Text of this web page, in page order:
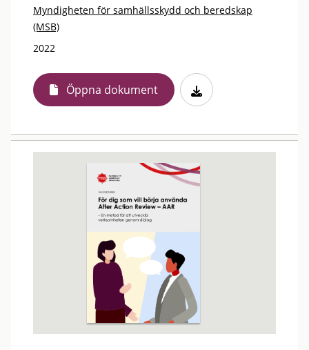
Myndigheten för samhällsskydd och beredskap
(MSB)
2022
Öppna dokument